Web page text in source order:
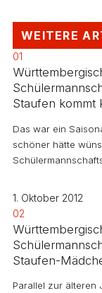
WEITERE
01
Staufen kommt
Das war ein
schöner hätte
1. Oktober 2012
02
Staufen-
Parallel zur älteren